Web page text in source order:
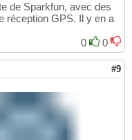
de Sparkfun, avec des
réception GPS. Il y en a
0
0
#9